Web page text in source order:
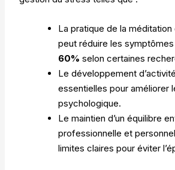
La pratique de la méditation
peut réduire les symptômes
60% selon certaines
Le développement
essentielles pour améliorer
psychologique.
Le maintien d’un équilibre
professionnelle et
limites claires pour éviter